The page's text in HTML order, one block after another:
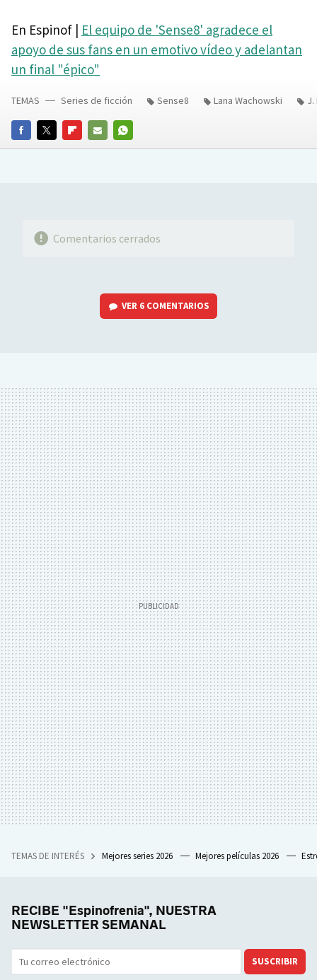
En Espinof | El equipo de 'Sense8' agradece el
apoyo de sus fans en un emotivo vídeo y adelantan
un final "épico"
FACEBOOKTWITTERFLIPBOARD
E-
WHATSAPP
TEMAS Series de ficción Sense8 Lana Wachowski
Comentarios cerrados
VER 6 COMENTARIOS
TEMAS DE INTERÉS Mejores series 2026 Mejores películas 2026
RECIBE "Espinofrenia", NUESTRA
NEWSLETTER SEMANAL
SUSCRIBIR